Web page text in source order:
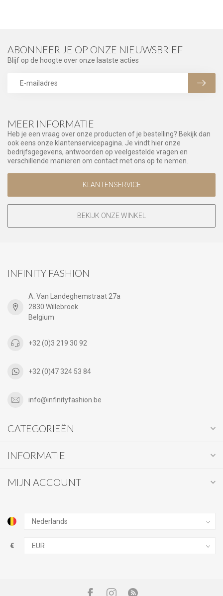
MEER INFORMATIE
Heb je een vraag over onze producten of je bestelling? Bekijk dan
ook eens onze klantenservicepagina. Je vindt hier onze
bedrijfsgegevens, antwoorden op veelgestelde vragen en
verschillende manieren om contact met ons op te nemen.
KLANTENSERVICE
BEKIJK ONZE WINKEL
ABONNEER JE OP ONZE NIEUWSBRIEF
Blijf op de hoogte over onze laatste acties
INFINITY FASHION
A. Van Landeghemstraat 27a
2830 Willebroek
Belgium
+32 (0)3 219 30 92
+32 (0)47 324 53 84
info@infinityfashion.be
CATEGORIEËN
INFORMATIE
MIJN ACCOUNT
€